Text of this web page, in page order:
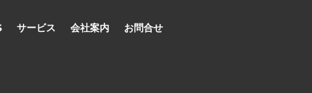
サービス 会社案内 お問合せ